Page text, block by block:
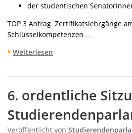
der studentischen
TOP 3 Antrag Zertifikatslehrgänge
Schlüsselkompetenzen …
Weiterlesen
6. ordentliche
Veröffentlicht von